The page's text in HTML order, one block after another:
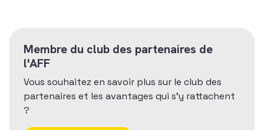
Membre du club des partenaires de
l'AFF
Vous souhaitez en savoir plus sur le club des
partenaires et les avantages qui s'y rattachent
?